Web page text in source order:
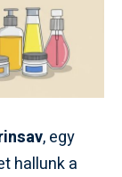
, egy
hallunk a